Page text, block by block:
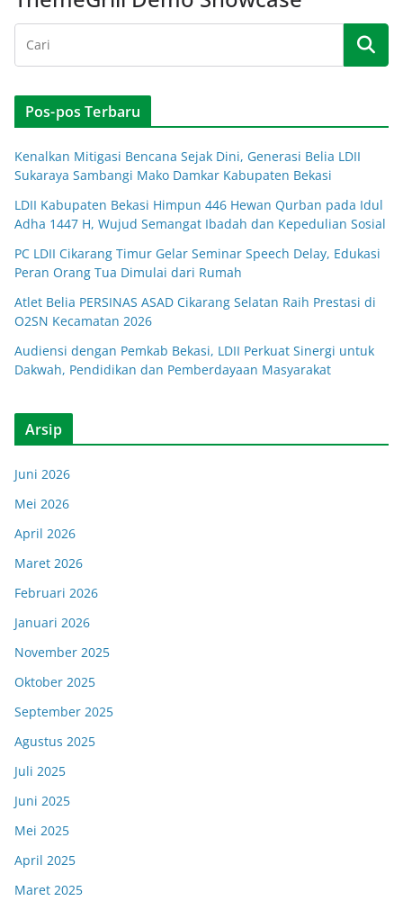
Pos-pos Terbaru
Kenalkan Mitigasi Bencana Sejak Dini, Generasi Belia LDII
Sukaraya Sambangi Mako Damkar Kabupaten Bekasi
LDII Kabupaten Bekasi Himpun 446 Hewan Qurban pada Idul
Adha 1447 H, Wujud Semangat Ibadah dan Kepedulian Sosial
PC LDII Cikarang Timur Gelar Seminar Speech Delay, Edukasi
Peran Orang Tua Dimulai dari Rumah
Atlet Belia PERSINAS ASAD Cikarang Selatan Raih Prestasi di
O2SN Kecamatan 2026
Audiensi dengan Pemkab Bekasi, LDII Perkuat Sinergi untuk
Dakwah, Pendidikan dan Pemberdayaan Masyarakat
Arsip
Juni 2026
Mei 2026
April 2026
Maret 2026
Februari 2026
Januari 2026
November 2025
Oktober 2025
September 2025
Agustus 2025
Juli 2025
Juni 2025
Mei 2025
April 2025
Maret 2025